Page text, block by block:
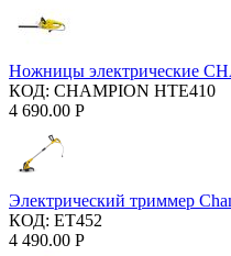
Ножницы электрические
КОД: CHAMPION HTE410
4 690.00 Р
Электрический триммер
КОД: ET452
4 490.00 Р